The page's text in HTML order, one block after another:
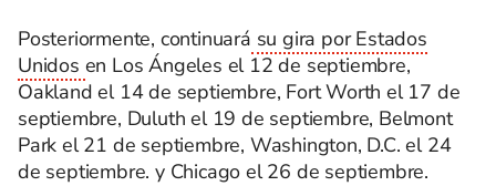
Posteriormente, continuará su gira por Estados
Unidos en Los Ángeles el 12 de septiembre,
Oakland el 14 de septiembre, Fort Worth el 17 de
septiembre, Duluth el 19 de septiembre, Belmont
Park el 21 de septiembre, Washington, D.C. el 24
de septiembre. y Chicago el 26 de septiembre.